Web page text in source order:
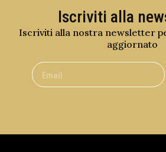
Iscriviti alla
Iscriviti alla nostra newsletter
aggiornato